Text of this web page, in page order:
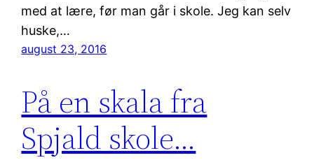
med at lære, før man går i skole. Jeg kan selv
huske,…
august 23, 2016
På en skala fra
Spjald skole…